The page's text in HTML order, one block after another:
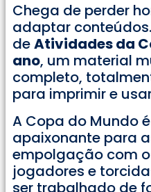
Chega de perder
adaptar
deAtividades da
ano, um material
completo,
para imprimir e
A Copa do Mundo
apaixonante para
empolgação com
jogadores e
ser trabalhado de